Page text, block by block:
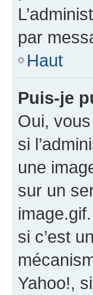
par
Haut
Puis-je
Oui,
si
une
sur un
si c’est
Yahoo!,